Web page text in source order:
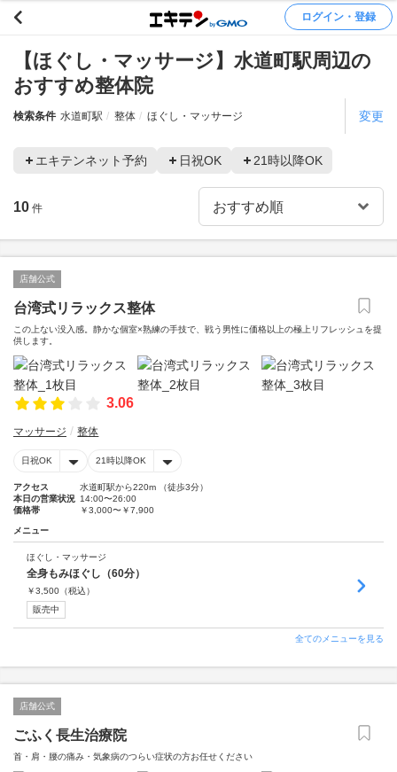
ログイン・登録
【ほぐし・マッサージ】水道町駅周辺の
おすすめ整体院
検索条件 水道町駅 整体 ほぐし・マッサージ 変更
エキテンネット予約 日祝OK 21時以降OK
10 件
店舗公式
台湾式リラックス整体
この上ない没入感。静かな個室×熟練の手技で、戦う男性に価格以上の極上リフレッシュを提
供します。
3.06
マッサージ 整体
日祝OK 21時以降OK
アクセス
水道町駅から220m （徒歩3分）
本日の営業状況 14:00〜26:00
価格帯
￥3,000〜￥7,900
メニュー
ほぐし・マッサージ
全身もみほぐし（60分）
￥3,500 （税込）
販売中
全てのメニューを見る
店舗公式
ごふく長生治療院
首・肩・腰の痛み・気象病のつらい症状の方お任せください